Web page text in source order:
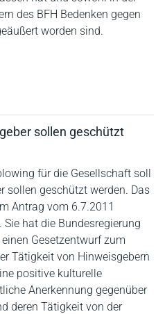
des BFH Bedenken gegen
worden sind.
sollen geschützt
für die Gesellschaft soll
sollen geschützt werden. Das
Antrag vom 6.7.2011
hat die Bundesregierung
Gesetzentwurf zum
Tätigkeit von Hinweisgebern
positive kulturelle
Anerkennung gegenüber
deren Tätigkeit von der